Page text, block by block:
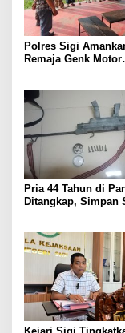
Polres Sigi
Remaja Genk Motor
Pria 44 Tahun di
Ditangkap, Simpan